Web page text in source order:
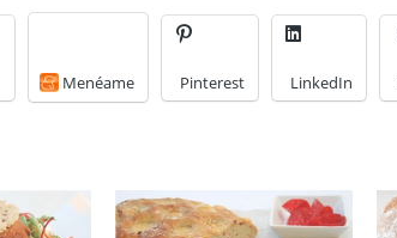
Menéame Pinterest LinkedIn